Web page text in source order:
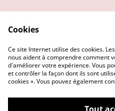
confidentialité
Politique
Cookies
Ce site Internet utilise des cookies.
nous aident à comprendre comment
d'améliorer votre expérience. Vous
et contrôler la façon dont ils sont
cookies ». Vous pouvez également